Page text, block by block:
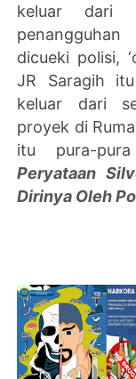
keluar dari
dicueki polisi,
JR Saragih
keluar dari
proyek di
itu pura-
Peryataan
Dirinya Oleh